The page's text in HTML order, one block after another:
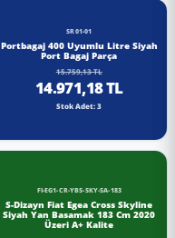
SR01-01
Portbagaj 400 Uyumlu Litre Siyah
Port Bagaj Parça
15.759,13 TL
14.971,18 TL
Stok Adet: 3
FI-EG1-CR-YBS-SKY-SA-183
S-Dizayn Fiat Egea Cross Skyline
Siyah Yan Basamak 183 Cm 2020
Üzeri A+ Kalite